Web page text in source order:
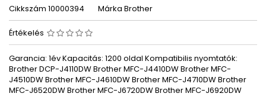
Cikkszám 10000394 Márka Brother
Értékelés
Garancia: 1év Kapacitás: 1200 oldal Kompatibilis nyomtatók:
Brother DCP-J4110DW Brother MFC-J4410DW Brother MFC-
J4510DW Brother MFC-J4610DW Brother MFC-J4710DW Brother
MFC-J6520DW Brother MFC-J6720DW Brother MFC-J6920DW